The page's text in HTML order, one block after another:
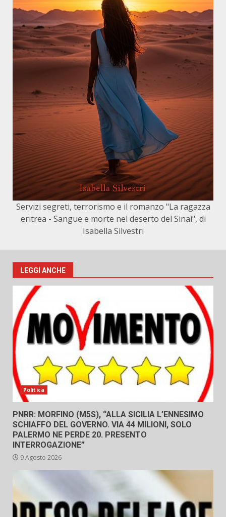
Servizi segreti, terrorismo e il romanzo "La ragazza
eritrea - Sangue e morte nel deserto del Sinai", di
Isabella Silvestri
LEGGI ANCHE
Politica
PNRR: MORFINO (M5S), “ALLA SICILIA L’ENNESIMO
SCHIAFFO DEL GOVERNO. VIA 44 MILIONI, SOLO
PALERMO NE PERDE 20. PRESENTO
INTERROGAZIONE”
9 Agosto 2026